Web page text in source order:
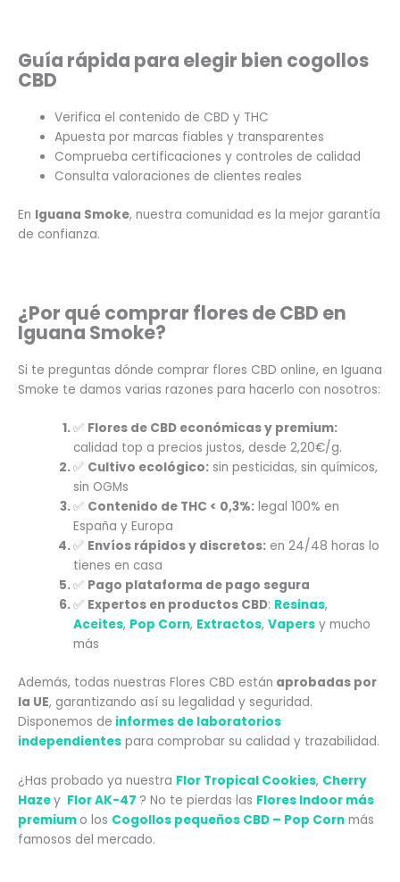
Guía rápida para elegir bien cogollos
CBD
Verifica el contenido de CBD y THC
Apuesta por marcas fiables y transparentes
Comprueba certificaciones y controles de calidad
Consulta valoraciones de clientes reales
En Iguana Smoke, nuestra comunidad es la mejor garantía
de confianza.
¿Por qué comprar flores de CBD en
Iguana Smoke?
Si te preguntas dónde comprar flores CBD online, en Iguana
Smoke te damos varias razones para hacerlo con nosotros:
✅ Flores de CBD económicas y premium:
calidad top a precios justos, desde 2,20€/g.
✅ Cultivo ecológico:sin pesticidas, sin químicos,
sin OGMs
✅ Contenido de THC < 0,3%:legal 100% en
España y Europa
✅ Envíos rápidos y discretos:en 24/48 horas lo
tienes en casa
✅ Pago plataforma de pago segura
✅ Expertos en productos CBD: Resinas,
Aceites, Pop Corn, Extractos, Vapers y mucho
más
Además, todas nuestras Flores CBD están aprobadas por
la UE, garantizando así su legalidad y seguridad.
Disponemos de informes de laboratorios
independientes para comprobar su calidad y trazabilidad.
¿Has probado ya nuestra Flor Tropical Cookies, Cherry
Hazey Flor AK-47 ? No te pierdas las Flores Indoor más
premium o los Cogollos pequeños CBD – Pop Corn más
famosos del mercado.